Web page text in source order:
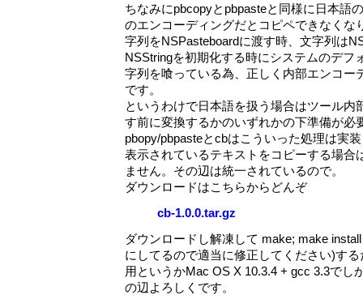
ちなみにpbcopyとpbpasteと同様に日本語
のエンコーディングだとコピペできなくな
字列をNSPasteboardに渡す時、文字列は
NSStringを初期化する時にシステムのデフ
字列を喰っている為、正しく内部エンコー
です。
というわけで日本語を扱う場合はツール内
す前に変換するかのいずれかの下準備が必
pbopy/pbpasteとcbはこういった処理は実
表示されているテキストをコピーする場合
ません。その辺は統一されているので。
ダウンロードはこちらからどんぞ
cb-1.0.0.tar.gz
ダウンロードし解凍して make; make
にしてるので適当に修正してください)す
用というかMac OS X 10.3.4 + gcc 3.3でし
の辺よろしくです。